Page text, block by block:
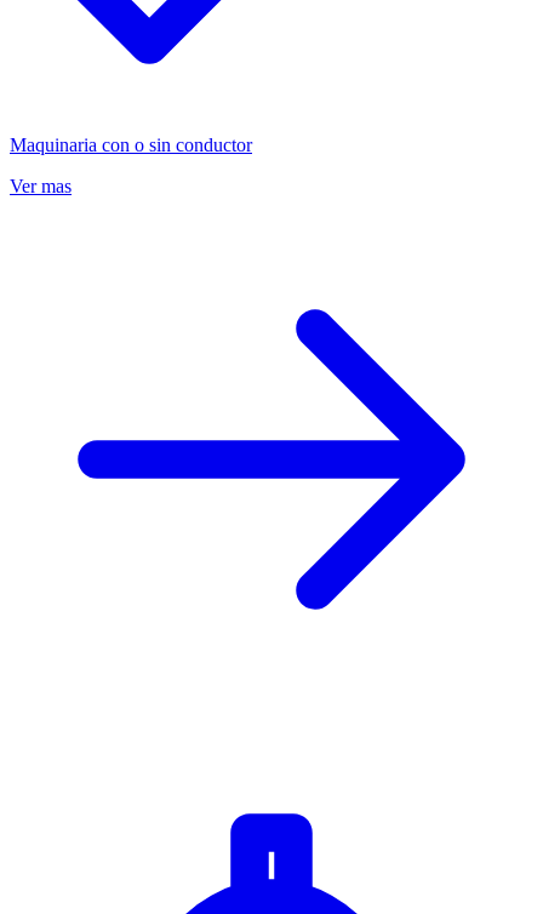
Maquinaria con o sin conductor
Ver mas